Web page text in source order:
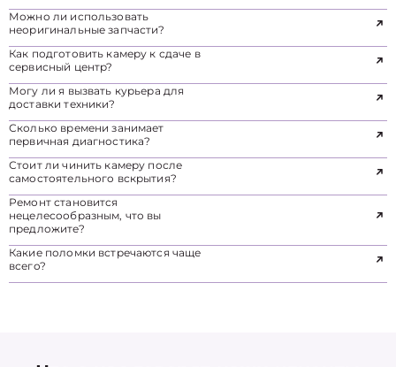
Можно ли использовать
неоригинальные запчасти?
Как подготовить камеру к сдаче в
сервисный центр?
Могу ли я вызвать курьера для
доставки техники?
Сколько времени занимает
первичная диагностика?
Стоит ли чинить камеру после
самостоятельного вскрытия?
Ремонт становится
нецелесообразным, что вы
предложите?
Какие поломки встречаются чаще
всего?